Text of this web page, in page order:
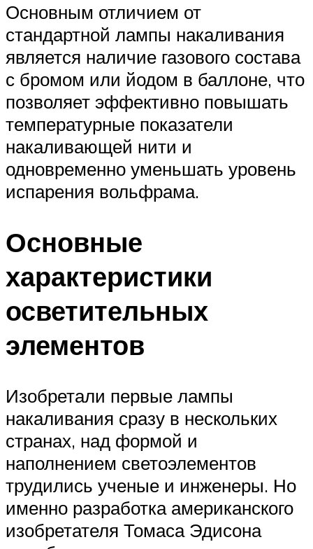
Основным отличием от
стандартной лампы накаливания
является наличие газового состава
с бромом или йодом в баллоне, что
позволяет эффективно повышать
температурные показатели
накаливающей нити и
одновременно уменьшать уровень
испарения вольфрама.
Основные
характеристики
осветительных
элементов
Изобретали первые лампы
накаливания сразу в нескольких
странах, над формой и
наполнением светоэлементов
трудились ученые и инженеры. Но
именно разработка американского
изобретателя Томаса Эдисона